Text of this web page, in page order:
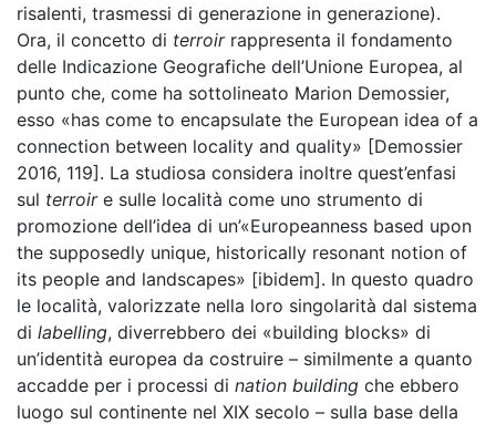
risalenti, trasmessi di generazione in generazione).
Ora, il concetto di terroirrappresenta il fondamento
delle Indicazione Geografiche dell’Unione Europea, al
punto che, come ha sottolineato Marion Demossier,
esso «has come to encapsulate the European idea of a
connection between locality and quality» [Demossier
2016, 119]. La studiosa considera inoltre quest’enfasi
sul terroire sulle località come uno strumento di
promozione dell’idea di un’«Europeanness based upon
the supposedly unique, historically resonant notion of
its people and landscapes» [ibidem]. In questo quadro
le località, valorizzate nella loro singolarità dal sistema
di labelling, diverrebbero dei «building blocks» di
un’identità europea da costruire – similmente a quanto
accadde per i processi di nation building che ebbero
luogo sul continente nel XIX secolo – sulla base della